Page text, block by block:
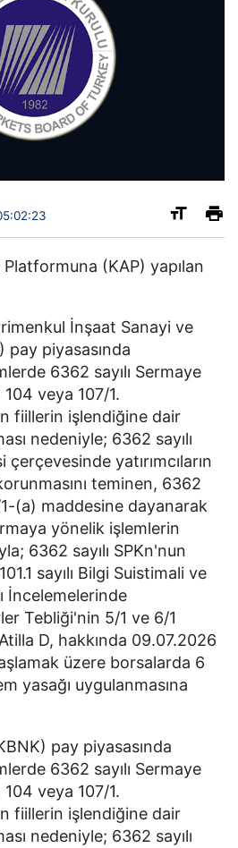
(KAP) yapılan
İnşaat Sanayi ve
pay piyasasında
6362 sayılı Sermaye
104 veya 107/1.
fiillerin işlendiğine dair
nedeniyle; 6362 sayılı
yatırımcıların
teminen, 6362
1-(a) maddesine dayanarak
yönelik işlemlerin
6362 sayılı SPKn'nun
sayılı Bilgi Suistimali ve
İncelemelerinde
Tebliği'nin 5/1 ve 6/1
D, hakkında 09.07.2026
üzere borsalarda 6
yasağı uygulanmasına
pay piyasasında
6362 sayılı Sermaye
104 veya 107/1.
fiillerin işlendiğine dair
nedeniyle; 6362 sayılı